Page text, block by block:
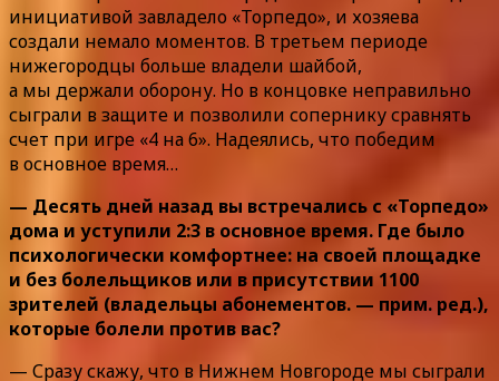
инициативой завладело «Торпедо», и хозяева
создали немало моментов. В третьем периоде
нижегородцы больше владели шайбой,
а мы держали оборону. Но в концовке неправильно
сыграли в защите и позволили сопернику сравнять
счет при игре «4 на 6». Надеялись, что победим
в основное время…
— Десять дней назад вы встречались с «Торпедо»
дома и уступили 2:3 в основное время. Где было
психологически комфортнее: на своей площадке
и без болельщиков или в присутствии 1100
зрителей (владельцы абонементов. — прим. ред.),
которые болели против вас?
— Сразу скажу, что в Нижнем Новгороде мы сыграли